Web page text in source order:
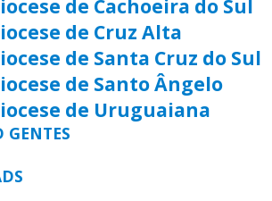
de Cachoeira do Sul
de Cruz Alta
de Santa Cruz do Sul
de Santo Ângelo
de Uruguaiana
GENTES